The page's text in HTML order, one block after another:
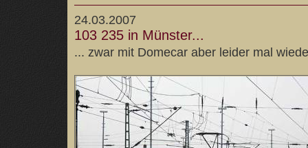
24.03.2007
103 235 in Münster...
... zwar mit Domecar aber leider mal